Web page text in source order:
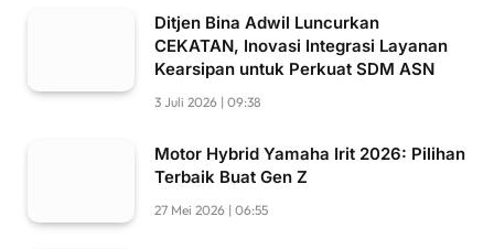
Ditjen Bina Adwil Luncurkan
CEKATAN, Inovasi Integrasi Layanan
Kearsipan untuk Perkuat SDM ASN
3 Juli 2026 | 09:38
Motor Hybrid Yamaha Irit 2026: Pilihan
Terbaik Buat Gen Z
27 Mei 2026 | 06:55